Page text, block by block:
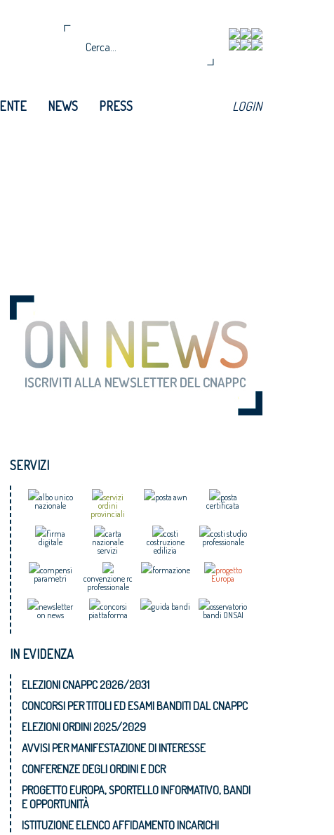
NEWS PRESS LOGIN
SERVIZI
albo unico
nazionale
servizi
ordini
provinciali
posta awn
posta
certificata
firma
digitale
carta
nazionale
servizi
costi
costruzione
edilizia
costi studio
professionale
compensi
parametri
convenzione rc
professionale
formazione
progetto
Europa
newsletter
on news
concorsi
piattaforma
guida bandi
osservatorio
bandi ONSAI
IN EVIDENZA
ELEZIONI CNAPPC 2026/2031
CONCORSI PER TITOLI ED ESAMI BANDITI DAL CNAPPC
ELEZIONI ORDINI 2025/2029
AVVISI PER MANIFESTAZIONE DI INTERESSE
CONFERENZE DEGLI ORDINI E DCR
PROGETTO EUROPA, SPORTELLO INFORMATIVO, BANDI
E OPPORTUNITÀ
ISTITUZIONE ELENCO AFFIDAMENTO INCARICHI